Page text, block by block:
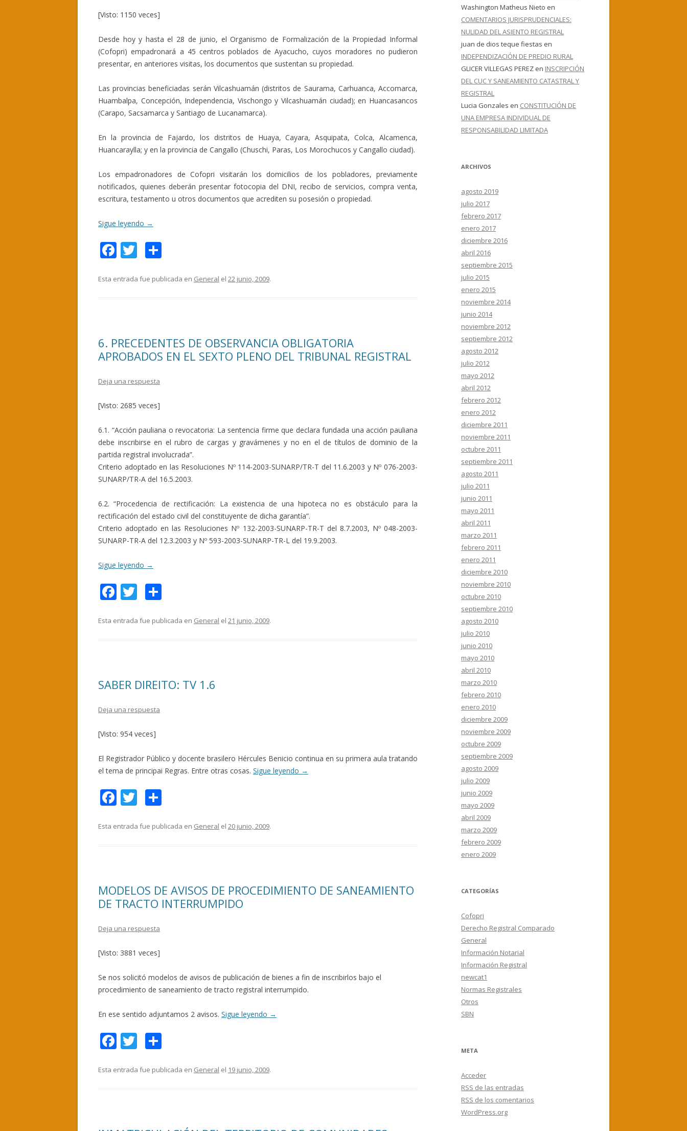
[Visto: 1150 veces]
Desde hoy y hasta el 28 de junio, el Organismo de Formalización de la Propiedad Informal
(Cofopri) empadronará a 45 centros poblados de Ayacucho, cuyos moradores no pudieron
presentar, en anteriores visitas, los documentos que sustentan su propiedad.
Las provincias beneficiadas serán Vilcashuamán (distritos de Saurama, Carhuanca, Accomarca,
Huambalpa, Concepción, Independencia, Vischongo y Vilcashuamán ciudad); en Huancasancos
(Carapo, Sacsamarca y Santiago de Lucanamarca).
En la provincia de Fajardo, los distritos de Huaya, Cayara, Asquipata, Colca, Alcamenca,
Huancaraylla; y en la provincia de Cangallo (Chuschi, Paras, Los Morochucos y Cangallo ciudad).
Los empadronadores de Cofopri visitarán los domicilios de los pobladores, previamente
notificados, quienes deberán presentar fotocopia del DNI, recibo de servicios, compra venta,
escritura, testamento u otros documentos que acrediten su posesión o propiedad.
Sigue leyendo →
F
e
k
T
itt m
r
Esta entrada fue publicada en General el 22 junio, 2009.
6. PRECEDENTES DE OBSERVANCIA OBLIGATORIA
APROBADOS EN EL SEXTO PLENO DEL TRIBUNAL REGISTRAL
Deja una respuesta
[Visto: 2685 veces]
6.1. “Acción pauliana o revocatoria: La sentencia firme que declara fundada una acción pauliana
debe inscribirse en el rubro de cargas y gravámenes y no en el de títulos de dominio de la
partida registral involucrada”.
Criterio adoptado en las Resoluciones Nº 114-2003-SUNARP/TR-T del 11.6.2003 y Nº 076-2003-
SUNARP/TR-A del 16.5.2003.
6.2. “Procedencia de rectificación: La existencia de una hipoteca no es obstáculo para la
rectificación del estado civil del constituyente de dicha garantía”.
Criterio adoptado en las Resoluciones Nº 132-2003-SUNARP-TR-T del 8.7.2003, Nº 048-2003-
SUNARP-TR-A del 12.3.2003 y Nº 593-2003-SUNARP-TR-L del 19.9.2003.
Sigue leyendo →
F
e
k
T
itt m
r
Esta entrada fue publicada en General el 21 junio, 2009.
SABER DIREITO: TV 1.6
Deja una respuesta
[Visto: 954 veces]
El Registrador Público y docente brasilero Hércules Benicio continua en su primera aula tratando
el tema de principai Regras. Entre otras cosas. Sigue leyendo →
F
e
k
T
itt m
r
Esta entrada fue publicada en General el 20 junio, 2009.
MODELOS DE AVISOS DE PROCEDIMIENTO DE SANEAMIENTO
DE TRACTO INTERRUMPIDO
Deja una respuesta
[Visto: 3881 veces]
Se nos solicitó modelos de avisos de publicación de bienes a fin de inscribirlos bajo el
procedimiento de saneamiento de tracto registral interrumpido.
En ese sentido adjuntamos 2 avisos. Sigue leyendo →
F
e
T
itt m
Esta entrada fue publicada en General el 19 junio, 2009.
Washington Matheus Nieto en
COMENTARIOS JURISPRUDENCIALES:
NULIDAD DEL ASIENTO REGISTRAL
juan de dios teque fiestas en
INDEPENDIZACIÓN DE PREDIO RURAL
GLICER VILLEGAS PEREZ en INSCRIPCIÓN
DEL CUC Y SANEAMIENTO CATASTRAL Y
REGISTRAL
Lucia Gonzales en CONSTITUCIÓN DE
UNA EMPRESA INDIVIDUAL DE
RESPONSABILIDAD LIMITADA
ARCHIVOS
agosto 2019
julio 2017
febrero 2017
enero 2017
diciembre 2016
abril 2016
septiembre 2015
julio 2015
enero 2015
noviembre 2014
junio 2014
noviembre 2012
septiembre 2012
agosto 2012
julio 2012
mayo 2012
abril 2012
febrero 2012
enero 2012
diciembre 2011
noviembre 2011
octubre 2011
septiembre 2011
agosto 2011
julio 2011
junio 2011
mayo 2011
abril 2011
marzo 2011
febrero 2011
enero 2011
diciembre 2010
noviembre 2010
octubre 2010
septiembre 2010
agosto 2010
julio 2010
junio 2010
mayo 2010
abril 2010
marzo 2010
febrero 2010
enero 2010
diciembre 2009
noviembre 2009
octubre 2009
septiembre 2009
agosto 2009
julio 2009
junio 2009
mayo 2009
abril 2009
marzo 2009
febrero 2009
enero 2009
CATEGORÍAS
Cofopri
Derecho Registral Comparado
General
Información Notarial
Información Registral
newcat1
Normas Registrales
Otros
SBN
META
Acceder
RSS de las entradas
RSS de los comentarios
WordPress.org